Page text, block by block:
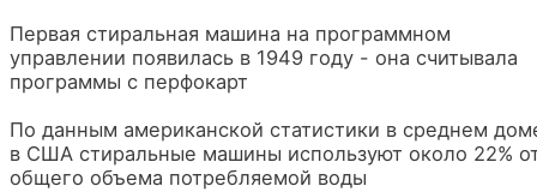
Первая стиральная машина на программном
управлении появилась в 1949 году - она считывала
программы с перфокарт
По данным американской статистики в среднем
в США стиральные машины используют около 22%
общего объема потребляемой воды